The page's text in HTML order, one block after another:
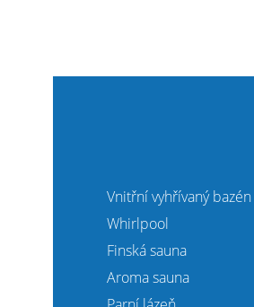
Vnitřní vyhřívaný
Whirlpool
Finská sauna
Aroma sauna